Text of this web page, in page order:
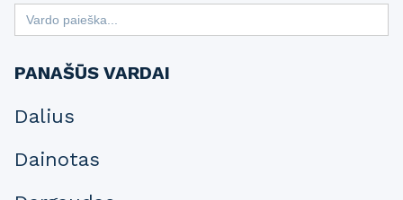
Search
for:
PANAŠŪS VARDAI
Dalius
Dainotas